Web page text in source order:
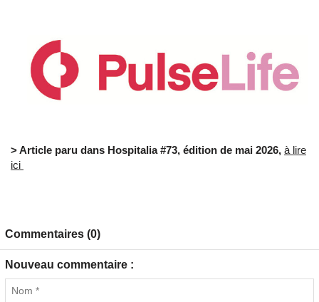
> Article paru dans Hospitalia #73, édition de mai 2026, à lire
ici
Commentaires (0)
Nouveau commentaire :